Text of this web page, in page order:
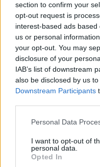
section to confirm your
opt-out request is
interest-based ads
us or personal
your opt-out. You may
disclosure of your
IAB’s list of downstream
also be disclosed by us
Downstream Participants
Please note that this
not limited to your visit or
grant or deny consent to
use your data for below
Personal Data
I want to opt-out of
personal data.
Opted In